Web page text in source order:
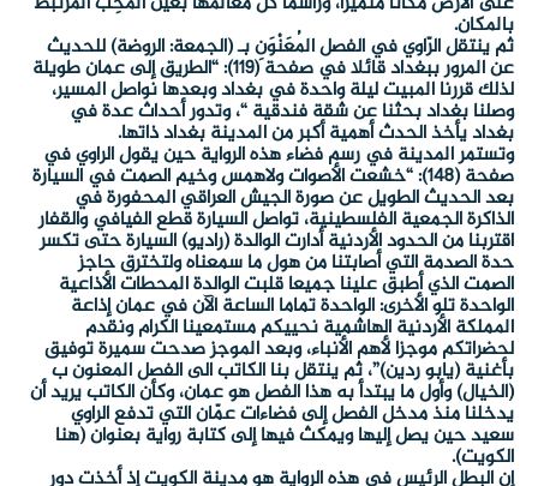
بالمكان.
ثم ينتقل الرّاوي في الفصل المُعَنْوَنِ بـ (الجمعة: الروضة) للحديث
عن المرور ببغداد قائلا في صفحة (119): “الطريق إلى عمان طويلة
لذلك قررنا المبيت ليلة واحدة في بغداد وبعدها نواصل المسير،
وصلنا بغداد بحثنا عن شقة فندقية “، وتدور أحداث عدة في
بغداد يأخذ الحدث أهمية أكبر من المدينة بغداد ذاتها.
وتستمر المدينة في رسم فضاء هذه الرواية حين يقول الراوي في
صفحة (148): “خشعت الأصوات ولاهمس وخيم الصمت في السيارة
بعد الحديث الطويل عن صورة الجيش العراقي المحفورة في
الذاكرة الجمعية الفلسطينية، تواصل السيارة قطع الفيافي والقفار
اقتربنا من الحدود الأردنية أدارت الوالدة (راديو) السيارة حتى تكسر
حدة الصدمة التي أصابتنا من هول ما سمعناه ولتخترق حاجز
الصمت الذي أطبق علينا جميعا قلبت الوالدة المحطات الأذاعية
الواحدة تلو الأخرى: الواحدة تماما الساعة الآن في عمان إذاعة
المملكة الأردنية الهاشمية نحييكم مستمعينا الكرام ونقدم
لحضراتكم موجزا لأهم الأنباء، وبعد الموجز صدحت سميرة توفيق
بأغنية (يابو ردين)”، ثم ينتقل بنا الكاتب الى الفصل المعنون ب
(الخيال) وأول ما يبتدأ به هذا الفصل هو عمان، وكأن الكاتب يريد أن
يدخلنا منذ مدخل الفصل إلى فضاءات عمّان التي تدفع الراوي
سعيد حين يصل إليها ويمكث فيها إلى كتابة رواية بعنوان (هنا
الكويت).
إن البطل الرئيس في هذه الرواية هو مدينة الكويت إذ أخذت دور